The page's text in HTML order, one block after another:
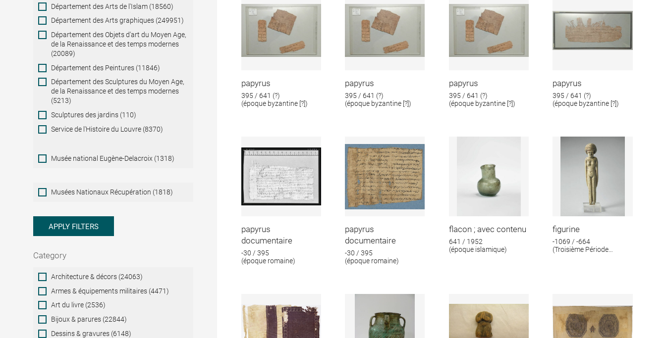
Département des Arts de l'Islam (18560)
Département des Arts graphiques (249951)
Département des Objets d'art du Moyen Age,
de la Renaissance et des temps modernes
(20089)
Département des Peintures (11846)
Département des Sculptures du Moyen Age,
de la Renaissance et des temps modernes
(5213)
Sculptures des jardins (110)
Service de l'Histoire du Louvre (8370)
Musée national Eugène-Delacroix (1318)
Musées
Nationaux
Musées Nationaux Récupération (1818)
APPLY FILTERS
Category
Category
Architecture & décors (24063)
Armes & équipements militaires (4471)
Art du livre (2536)
Bijoux & parures (22844)
Dessins & gravures (6148)
papyrus
395 / 641 (?)
(époque byzantine [?])
papyrus
395 / 641 (?)
(époque byzantine [?])
papyrus
395 / 641 (?)
(époque byzantine [?])
papyrus
395 / 641 (?)
(époque byzantine [?])
papyrus
documentaire
-30 / 395
(époque romaine)
papyrus
documentaire
-30 / 395
(époque romaine)
flacon ; avec contenu
641 / 1952
(époque islamique)
figurine
-1069 / -664
(Troisième Période